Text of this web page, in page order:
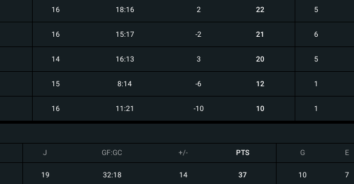
16 18:16 2 22 5
16 15:17 -2 21 6
14 16:13 3 20 5
15 8:14 -6 12 1
16 11:21 -10 10 1
J GF:GC +/- PTS G E
19 32:18 14 37 10 7